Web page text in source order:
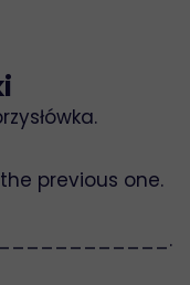
previous one.